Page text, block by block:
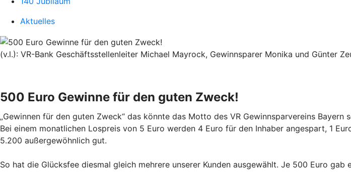
Aktuelles
(v.l.): VR-Bank Geschäftsstellenleiter Michael Mayrock, Gewinnsparer Monika und Günter
500 Euro Gewinne für den guten Zweck!
„Gewinnen für den guten Zweck“ das könnte das Motto des VR Gewinnsparvereins Bayern
Bei einem monatlichen Lospreis von 5 Euro werden 4 Euro für den Inhaber angespart, 1
5.200 außergewöhnlich gut.
So hat die Glücksfee diesmal gleich mehrere unserer Kunden ausgewählt. Je 500 Euro gab